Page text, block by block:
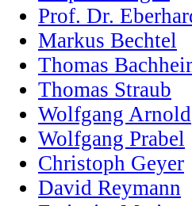
Prof. Dr.
Markus Bechtel
Thomas
Thomas Straub
Wolfgang Arnold
Wolfgang Prabel
Christoph Geyer
David Reymann